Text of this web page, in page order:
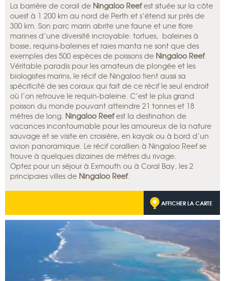
La barrière de corail de Ningaloo Reefest située sur la côte
ouest à 1 200 km au nord de Perth et s’étend sur près de
300 km. Son parc marin abrite une faune et une flore
marines d’une diversité incroyable: tortues, baleines à
bosse, requins-baleines et raies manta ne sont que des
exemples des 500 espèces de poissons de Ningaloo Reef.
Véritable paradis pour les amateurs de plongée et les
biologistes marins, le récif de Ningaloo tient aussi sa
spécificité de ses coraux qui fait de ce récif le seul endroit
où l’on retrouve le requin-baleine. C’est le plus grand
poisson du monde pouvant atteindre 21 tonnes et 18
mètres de long. Ningaloo Reefest la destination de
vacances incontournable pour les amoureux de la nature
sauvage et se visite en croisière, en kayak ou à bord d’un
avion panoramique. Le récif corallien à Ningaloo Reef se
trouve à quelques dizaines de mètres du rivage.
Optez pour un séjour à Exmouth ou à Coral Bay, les 2
principaies villes de Ningaloo Reef.
AFFICHER LA CARTE